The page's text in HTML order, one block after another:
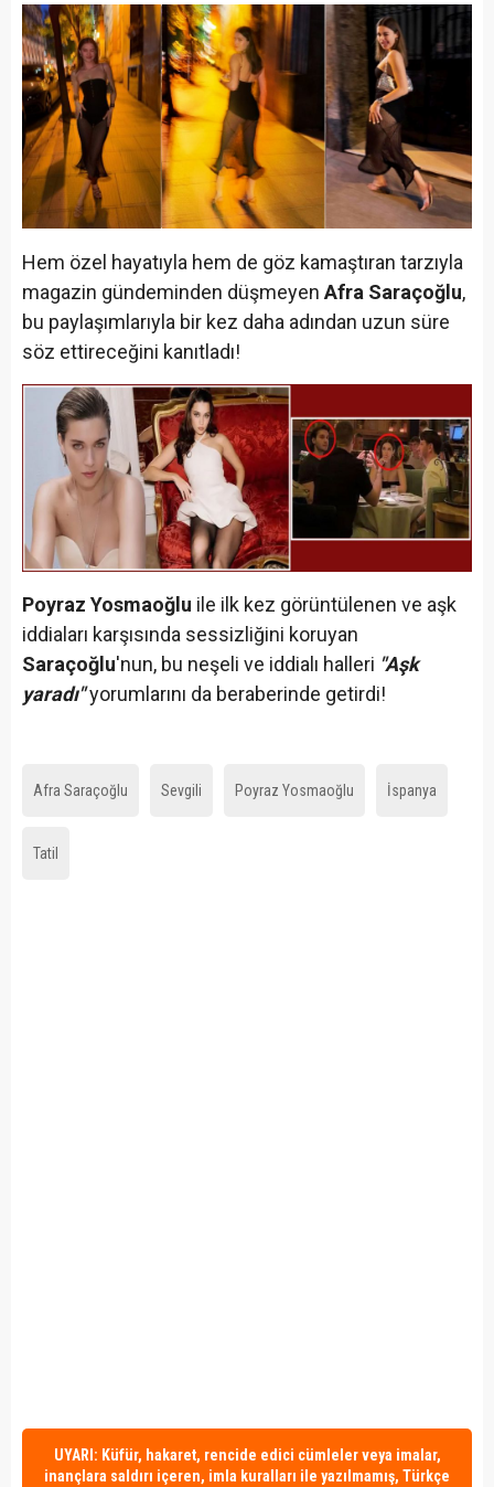
Hem özel hayatıyla hem de göz kamaştıran tarzıyla
magazin gündeminden düşmeyen Afra Saraçoğlu,
bu paylaşımlarıyla bir kez daha adından uzun süre
söz ettireceğini kanıtladı!
Poyraz Yosmaoğlu ile ilk kez görüntülenen ve aşk
iddiaları karşısında sessizliğini koruyan
Saraçoğlu'nun, bu neşeli ve iddialı halleri "Aşk
yaradı"yorumlarını da beraberinde getirdi!
Afra Saraçoğlu Sevgili Poyraz Yosmaoğlu İspanya
Tatil
UYARI: Küfür, hakaret, rencide edici cümleler veya imalar,
inançlara saldırı içeren, imla kuralları ile yazılmamış, Türkçe